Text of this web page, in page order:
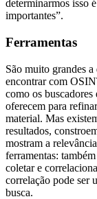
determinarmos isso
importantes”.
Ferramentas
São muito grandes
encontrar com
como os
oferecem para
material. Mas
resultados,
mostram a
ferramentas:
coletar e
correlação pode ser
busca.